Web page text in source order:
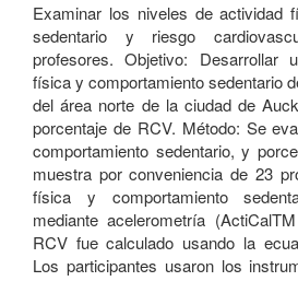
Examinar los niveles de actividad
sedentario y riesgo
profesores. Objetivo: Desarrollar
física y comportamiento sedentario
del área norte de la ciudad de
porcentaje de RCV. Método: Se
comportamiento sedentario, y
muestra por conveniencia de 23
física y comportamiento
mediante acelerometría
RCV fue calculado usando la
Los participantes usaron los